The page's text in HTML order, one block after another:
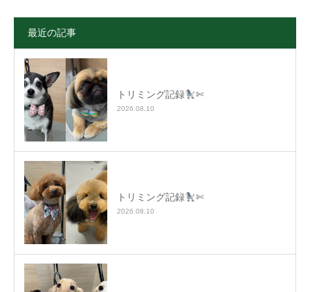
最近の記事
トリミング記録 ✄
2026.08.10
トリミング記録 ✄
2026.08.10